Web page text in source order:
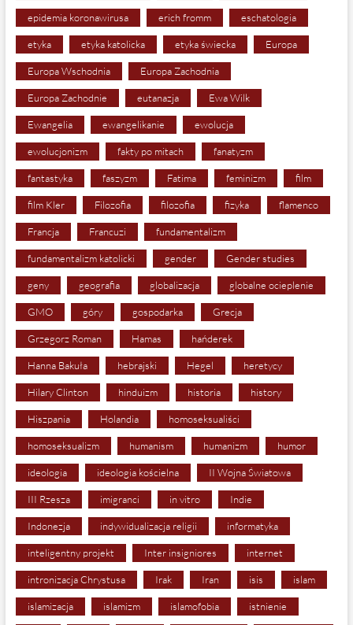
epidemia koronawirusa erich fromm eschatologia
etyka etyka katolicka etyka świecka Europa
Europa Wschodnia Europa Zachodnia
Europa Zachodnie eutanazja Ewa Wilk
Ewangelia ewangelikanie ewolucja
ewolucjonizm fakty po mitach fanatyzm
fantastyka faszyzm Fatima feminizm film
film Kler Filozofia filozofia fizyka flamenco
Francja Francuzi fundamentalizm
fundamentalizm katolicki gender Gender studies
geny geografia globalizacja globalne ocieplenie
GMO góry gospodarka Grecja
Grzegorz Roman Hamas hańderek
Hanna Bakuła hebrajski Hegel heretycy
Hilary Clinton hinduizm historia history
Hiszpania Holandia homoseksualiści
homoseksualizm humanism humanizm humor
ideologia ideologia kościelna II Wojna Światowa
III Rzesza imigranci in vitro Indie
Indonezja indywidualizacja religii informatyka
inteligentny projekt Inter insigniores internet
intronizacja Chrystusa Irak Iran isis islam
islamizacja islamizm islamofobia istnienie